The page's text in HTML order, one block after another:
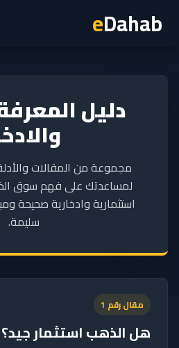
eDahab
دليل
مجموعة من المقالات
لمساعدتك على فهم سوق
استثمارية وادخارية صحيحة
سليمة.
مقال رقم 1
هل الذهب استثمار جيد؟